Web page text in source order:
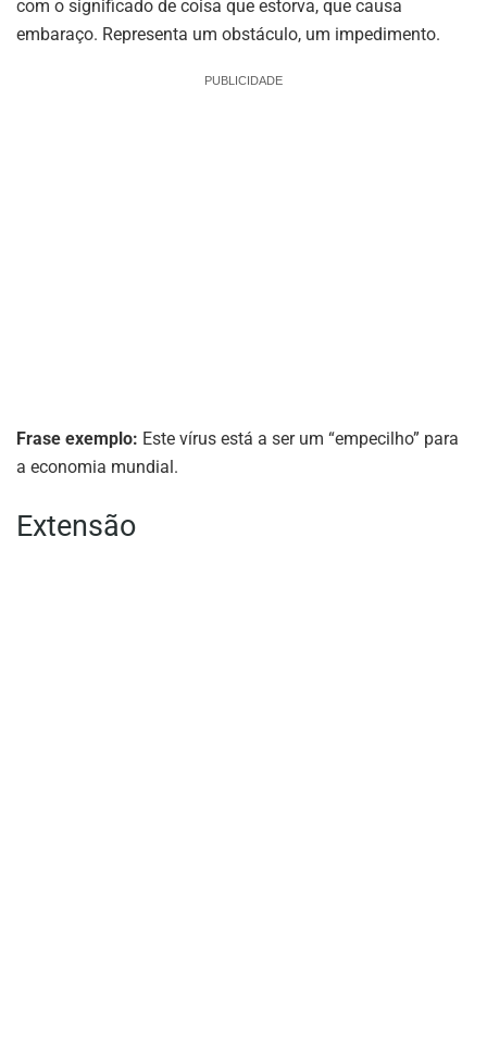
com o significado de coisa que estorva, que causa
embaraço. Representa um obstáculo, um impedimento.
PUBLICIDADE
Frase exemplo: Este vírus está a ser um “empecilho” para
a economia mundial.
Extensão